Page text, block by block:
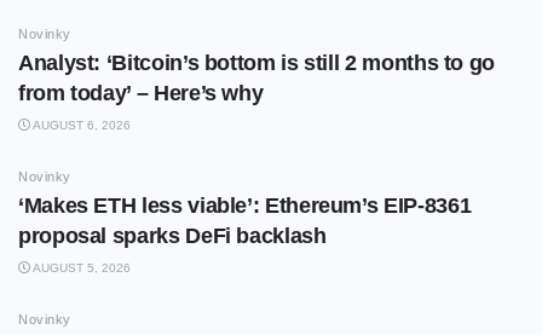
Novinky
Analyst: ‘Bitcoin’s bottom is still 2 months to go
from today’ – Here’s why
AUGUST 6, 2026
Novinky
‘Makes ETH less viable’: Ethereum’s EIP-8361
proposal sparks DeFi backlash
AUGUST 5, 2026
Novinky